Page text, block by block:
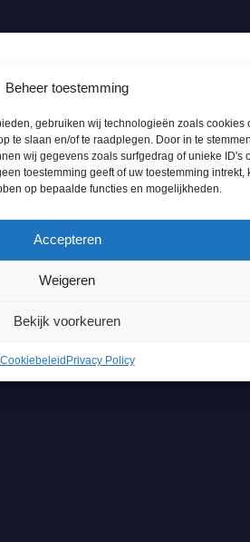
Beheer toestemming
gebruiken wij technologieën zoals cookies
te slaan en/of te raadplegen. Door in te
wij gegevens zoals surfgedrag of unieke ID's
toestemming geeft of uw toestemming intrekt,
op bepaalde functies en mogelijkheden.
Accepteren
Weigeren
Bekijk voorkeuren
CookiebeleidPrivacy Policy